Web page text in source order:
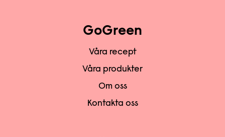
GoGreen
Våra recept
Våra produkter
Om oss
Kontakta oss